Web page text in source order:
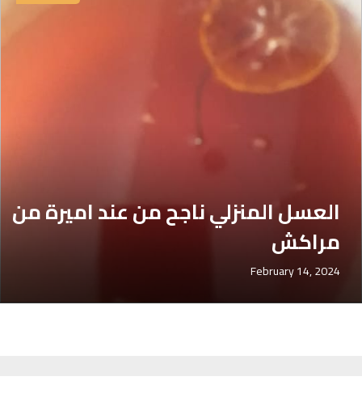
العسل المنزلي ناجح من عند اميرة من
مراكش
February 14, 2024